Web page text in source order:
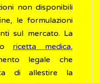
non disponibili
le formulazioni
sul mercato. La
o ricetta medica,
legale che
di allestire la